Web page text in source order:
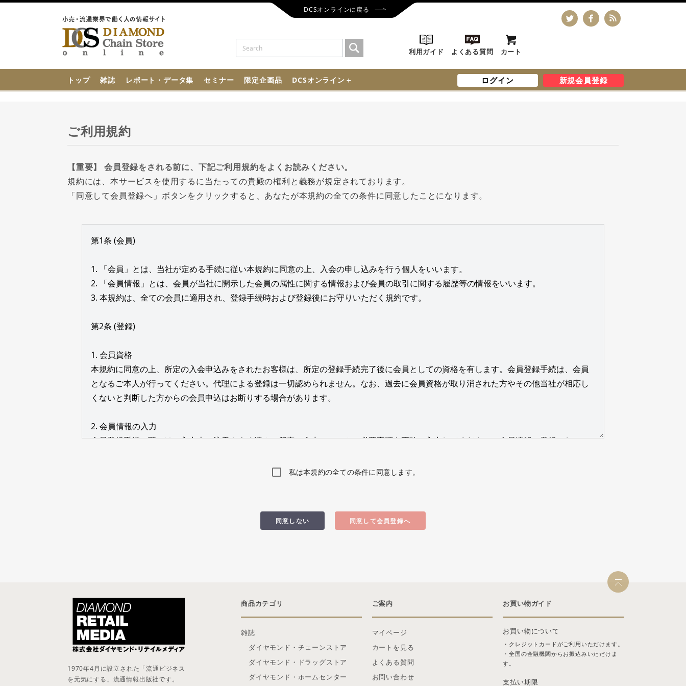
DCSオンラインに戻る
利用ガイド よくある質問 カート
トップ 雑誌 レポート・データ集 セミナー 限定企画品 DCSオンライン＋ ログイン 新規会員登録
ご利用規約
【重要】 会員登録をされる前に、下記ご利用規約をよくお読みください。
規約には、本サービスを使用するに当たっての貴殿の権利と義務が規定されております。
「同意して会員登録へ」ボタンをクリックすると、あなたが本規約の全ての条件に同意したことになります。
私は本規約の全ての条件に同意します。
同意して会員登録へ
同意しない
商品カテゴリ
雑誌
ダイヤモンド・チェーンストア
ダイヤモンド・ドラッグストア
ダイヤモンド・ホームセンター
ご案内
マイページ
カートを見る
よくある質問
お問い合わせ
お買い物ガイド
お買い物について
・クレジットカードがご利用いただけます。
・全国の金融機関からお振込みいただけま
す。
支払い期限
1970年4月に設立された「流通ビジネス
を元気にする」流通情報出版社です。